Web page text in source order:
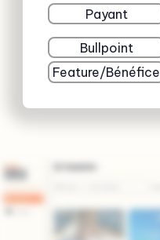
Payant
Bullpoint
Feature/Bénéfice